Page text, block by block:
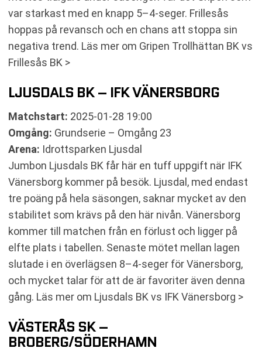
var starkast med en knapp 5–4-seger. Frillesås
hoppas på revansch och en chans att stoppa sin
negativa trend. Läs mer om Gripen Trollhättan BK vs
Frillesås BK >
LJUSDALS BK – IFK VÄNERSBORG
Matchstart: 2025-01-28 19:00
Omgång: Grundserie – Omgång 23
Arena: Idrottsparken Ljusdal
Jumbon Ljusdals BK får här en tuff uppgift när IFK
Vänersborg kommer på besök. Ljusdal, med endast
tre poäng på hela säsongen, saknar mycket av den
stabilitet som krävs på den här nivån. Vänersborg
kommer till matchen från en förlust och ligger på
elfte plats i tabellen. Senaste mötet mellan lagen
slutade i en överlägsen 8–4-seger för Vänersborg,
och mycket talar för att de är favoriter även denna
gång. Läs mer om Ljusdals BK vs IFK Vänersborg >
VÄSTERÅS SK –
BROBERG/SÖDERHAMN